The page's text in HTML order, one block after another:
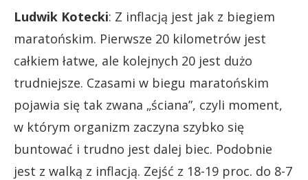
Ludwik Kotecki: Z inflacją jest jak z biegiem
maratońskim. Pierwsze 20 kilometrów jest
całkiem łatwe, ale kolejnych 20 jest dużo
trudniejsze. Czasami w biegu maratońskim
pojawia się tak zwana „ściana”, czyli moment,
w którym organizm zaczyna szybko się
buntować i trudno jest dalej biec. Podobnie
jest z walką z inflacją. Zejść z 18-19 proc. do 8-7